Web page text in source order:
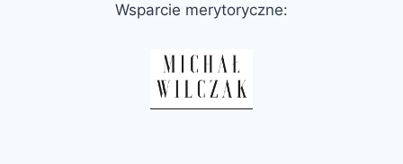
Wsparcie merytoryczne: